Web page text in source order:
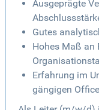
Ausgeprägte
Gutes
Hohes Maß an
Erfahrung im
gängigen